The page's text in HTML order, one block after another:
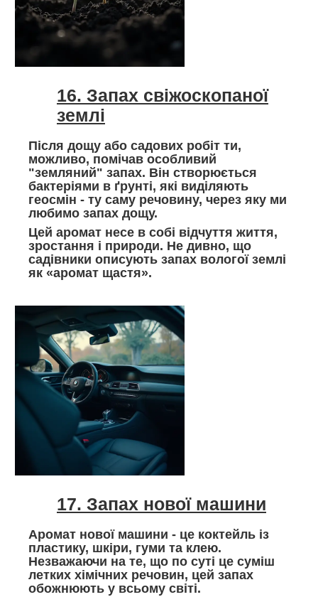
16. Запах свіжоскопаної
землі
Після дощу або садових робіт ти,
можливо, помічав особливий
"земляний" запах. Він створюється
бактеріями в ґрунті, які виділяють
геосмін - ту саму речовину, через яку ми
любимо запах дощу.
Цей аромат несе в собі відчуття життя,
зростання і природи. Не дивно, що
садівники описують запах вологої землі
як «аромат щастя».
17. Запах нової машини
Аромат нової машини - це коктейль із
пластику, шкіри, гуми та клею.
Незважаючи на те, що по суті це суміш
летких хімічних речовин, цей запах
обожнюють у всьому світі.